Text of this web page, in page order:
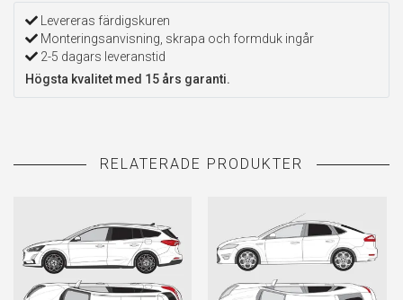
Levereras färdigskuren
Monteringsanvisning, skrapa och formduk ingår
2-5 dagars leveranstid
Högsta kvalitet med 15 års garanti.